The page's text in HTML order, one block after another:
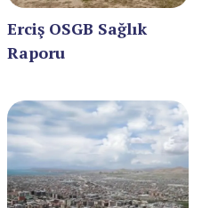
Erciş OSGB Sağlık
Raporu